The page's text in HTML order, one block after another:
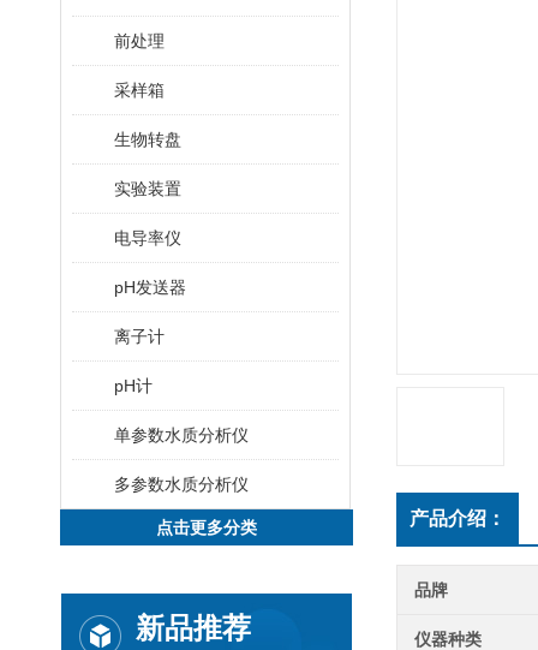
前处理
采样箱
生物转盘
实验装置
电导率仪
pH发送器
离子计
pH计
单参数水质分析仪
多参数水质分析仪
点击更多分类
新品推荐
产品介绍：
品牌
仪器种类